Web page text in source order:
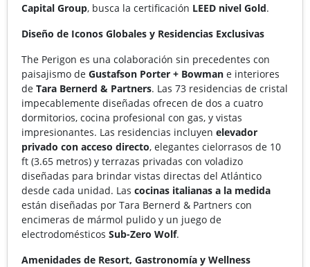
Capital Group, busca la certificación LEED nivel Gold.
Diseño de Iconos Globales y Residencias Exclusivas
The Perigon es una colaboración sin precedentes con
paisajismo de Gustafson Porter + Bowman e interiores
de Tara Bernerd & Partners. Las 73 residencias de cristal
impecablemente diseñadas ofrecen de dos a cuatro
dormitorios, cocina profesional con gas, y vistas
impresionantes. Las residencias incluyen elevador
privado con acceso directo, elegantes cielorrasos de 10
ft (3.65 metros) y terrazas privadas con voladizo
diseñadas para brindar vistas directas del Atlántico
desde cada unidad. Las cocinas italianas a la medida
están diseñadas por Tara Bernerd & Partners con
encimeras de mármol pulido y un juego de
electrodomésticos Sub-Zero Wolf.
Amenidades de Resort, Gastronomía y Wellness